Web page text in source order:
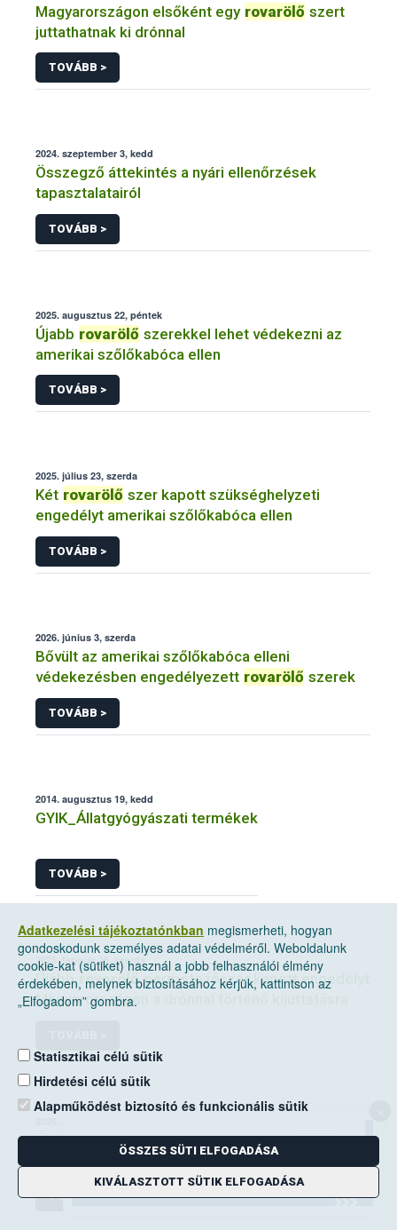
Magyarországon elsőként egy rovarölő szert
juttathatnak ki drónnal
TOVÁBB >
2024. szeptember 3, kedd
Összegző áttekintés a nyári ellenőrzések
tapasztalatairól
TOVÁBB >
2025. augusztus 22, péntek
Újabb rovarölő szerekkel lehet védekezni az
amerikai szőlőkabóca ellen
TOVÁBB >
2025. július 23, szerda
Két rovarölő szer kapott szükséghelyzeti
engedélyt amerikai szőlőkabóca ellen
TOVÁBB >
2026. június 3, szerda
Bővült az amerikai szőlőkabóca elleni
védekezésben engedélyezett rovarölő szerek
TOVÁBB >
2014. augusztus 19, kedd
GYIK_Állatgyógyászati termékek
TOVÁBB >
2025. február 26, szerda
Újabb rovarölőpermetezőszer kapott engedélyt
Magyarországon a drónnal történő kijuttatásra
Újabbrovarölőszerek kaptak engedélyt az
amerikai szőlőkabóca elleni védekezésben
TOVÁBB >
Adatkezelési tájékoztatónkban megismerheti, hogyan
gondoskodunk személyes adatai védelméről. Weboldalunk
cookie-kat (sütiket) használ a jobb felhasználói élmény
érdekében, melynek biztosításához kérjük, kattintson az
„Elfogadom” gombra.
Statisztikai célú sütik
Hirdetési célú sütik
Alapműködést biztosító és funkcionális sütik
ÖSSZES SÜTI ELFOGADÁSA
KIVÁLASZTOTT SÜTIK ELFOGADÁSA